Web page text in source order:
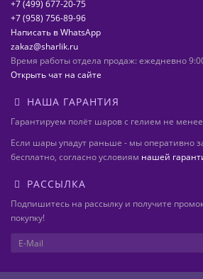
+7 (499) 677-20-75
+7 (958) 756-89-96
Написать в WhatsApp
zakaz@sharlik.ru
Время работы отдела продаж: ежедневно
Открыть чат на сайте
НАША ГАРАНТИЯ
Гарантируем полёт шаров с гелием не
Если шары упадут раньше - мы оперативно
бесплатно, согласно условиям нашей
РАССЫЛКА
Подпишитесь на рассылку и получите
покупку!